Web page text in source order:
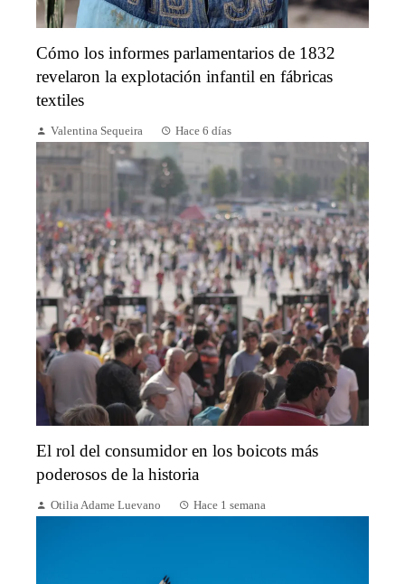
Cómo los informes parlamentarios de 1832
revelaron la explotación infantil en fábricas
textiles
Valentina Sequeira Hace 6 días
El rol del consumidor en los boicots más
poderosos de la historia
Otilia Adame Luevano Hace 1 semana